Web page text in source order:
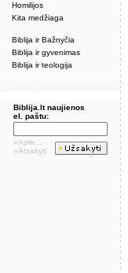
Homilijos
Kita medžiaga
Biblija ir Bažnyčia
Biblija ir gyvenimas
Biblija ir teologija
Biblija.lt naujienos
el. paštu:
»Apie...
»Atsakyti